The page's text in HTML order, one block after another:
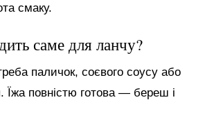
смаку.
саме для ланчу?
паличок, соєвого соусу або
Їжа повністю готова — береш і